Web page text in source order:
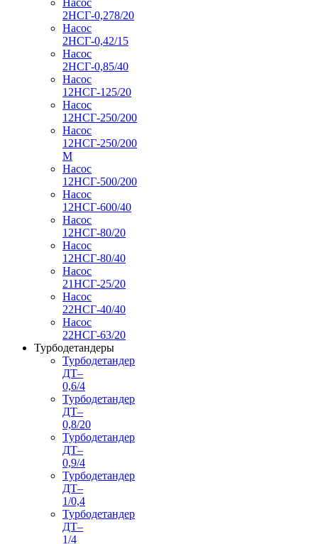
2НСГ-0,278/20
Насос
2НСГ-0,42/15
Насос
2НСГ-0,85/40
Насос
12НСГ-125/20
Насос
12НСГ-250/200
Насос
12НСГ-250/200
М
Насос
12НСГ-500/200
Насос
12НСГ-600/40
Насос
12НСГ-80/20
Насос
12НСГ-80/40
Насос
21НСГ-25/20
Насос
22НСГ-40/40
Насос
22НСГ-63/20
Турбодетандеры
Турбодетандер
ДТ–
0,6/4
Турбодетандер
ДТ–
0,8/20
Турбодетандер
ДТ–
0,9/4
Турбодетандер
ДТ–
1/0,4
Турбодетандер
ДТ–
1/4